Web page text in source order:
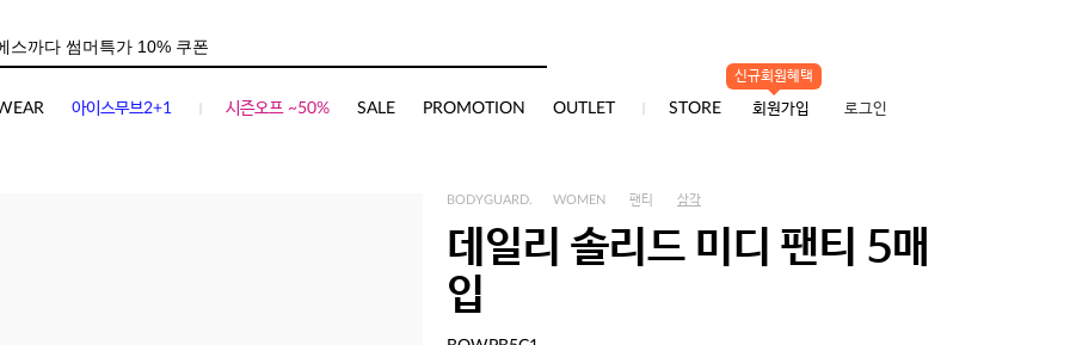
아이스무브2+1 시즌오프 ~50% SALE PROMOTION OUTLET STORE
신규회원혜택
회원가입 로그인
BODYGUARD. WOMEN 팬티 삼각
데일리 솔리드 미디 팬티 5매
입